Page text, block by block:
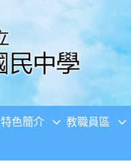
特色簡介 教職員區